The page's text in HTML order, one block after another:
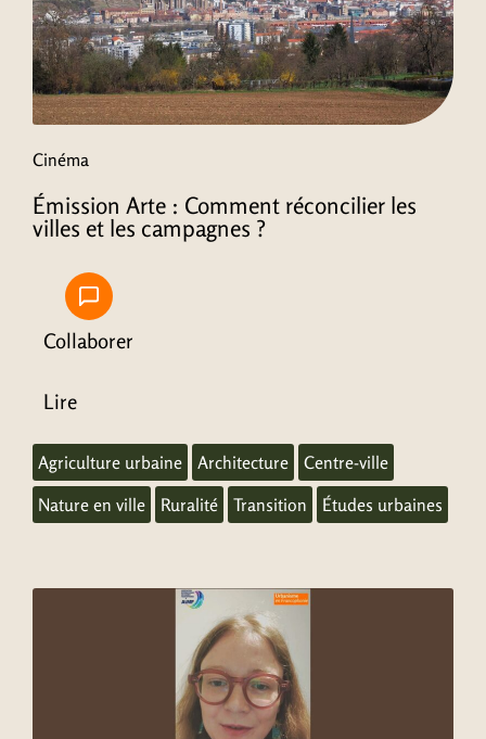
Cinéma
Émission Arte : Comment réconcilier les
villes et les campagnes ?
Collaborer
Lire
Agriculture urbaine Architecture
Centre-ville
Nature en ville
Ruralité Transition Études urbaines